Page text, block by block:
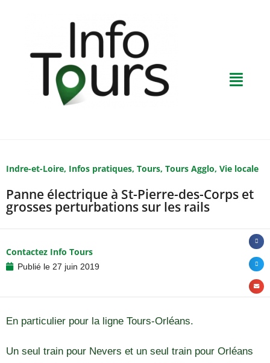
Indre-et-Loire, Infos pratiques, Tours, Tours Agglo, Vie locale
Panne électrique à St-Pierre-des-Corps et
grosses perturbations sur les rails
Contactez Info Tours
Publié le 27 juin 2019
En particulier pour la ligne Tours-Orléans.
Un seul train pour Nevers et un seul train pour Orléans